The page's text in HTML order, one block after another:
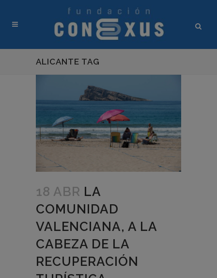
ALICANTE TAG
18 ABR LA
COMUNIDAD
VALENCIANA, A LA
CABEZA DE LA
RECUPERACIÓN